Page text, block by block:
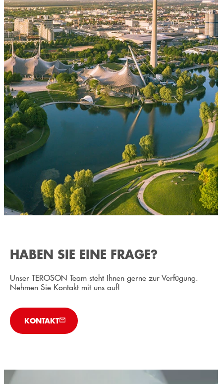
HABEN SIE EINE FRAGE?
Unser TEROSON Team steht Ihnen gerne zur Verfügung.
Nehmen Sie Kontakt mit uns auf!
KONTAKT